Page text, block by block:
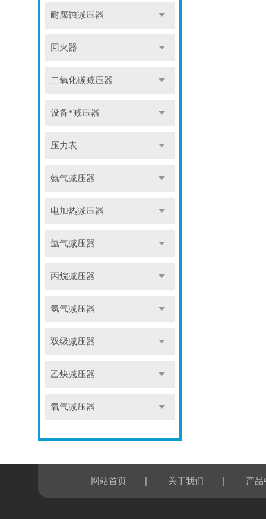
耐腐蚀减压器
回火器
二氧化碳减压器
设备*减压器
压力表
氨气减压器
电加热减压器
氩气减压器
丙烷减压器
氢气减压器
双级减压器
乙炔减压器
氧气减压器
网站首页 | 关于我们 | 产品